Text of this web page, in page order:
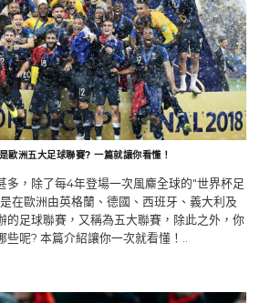
歐洲五大足球聯賽? 一篇就讓你看懂！
多，除了每4年登場一次風麋全球的"世界杯足
在歐洲由英格蘭、德國、西班牙、義大利及
的足球聯賽，又稱為五大聯賽，除此之外，你
呢? 本篇介紹讓你一次就看懂！..